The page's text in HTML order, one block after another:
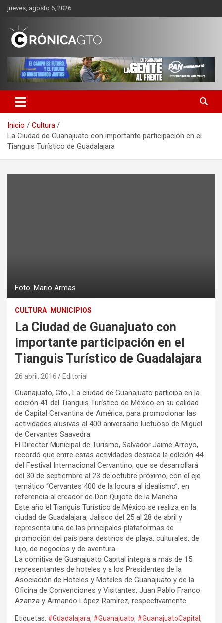
Saltar
contenido
jueves, agosto 6, 2026
CRONICA GUANAJUATO
Inicio
Cultura
La Ciudad de Guanajuato con importante participación en el
Tianguis Turístico de Guadalajara
Foto: Mario Armas
CULTURA MUNICIPIOS
La Ciudad de Guanajuato con
importante participación en el
Tianguis Turístico de Guadalajara
26 abril, 2016 Editorial
Guanajuato, Gto., La ciudad de Guanajuato participa en la
edición 41 del Tianguis Turístico de México en su calidad
de Capital Cervantina de América, para promocionar las
actividades alusivas al 400 aniversario luctuoso de Miguel
de Cervantes Saavedra.
El Director Municipal de Turismo, Salvador Jaime Arroyo,
recordó que entre estas actividades destaca la edición 44
del Festival Internacional Cervantino, que se desarrollará
del 30 de septiembre al 23 de octubre próximo, con el eje
temático “Cervantes 400 de la locura al idealismo”, en
referencia al creador de Don Quijote de la Mancha.
Este año el Tianguis Turístico de México se realiza en la
ciudad de Guadalajara, Jalisco del 25 al 28 de abril y
representa una de las principales plataformas de
promoción del país para destinos de playa, culturales, de
lujo, de negocios y de aventura.
La comitiva de Guanajuato Capital integra a más de 15
representantes de hoteles y a los Presidentes de la
Asociación de Hoteles y Moteles de Guanajuato y de la
Oficina de Convenciones y Visitantes, Juan Pablo Franco
Azanza y Armando López Ramírez, respectivamente.
Etiquetas: #Guadalajara, #Guanajuato, #GuanajuatoCapital,